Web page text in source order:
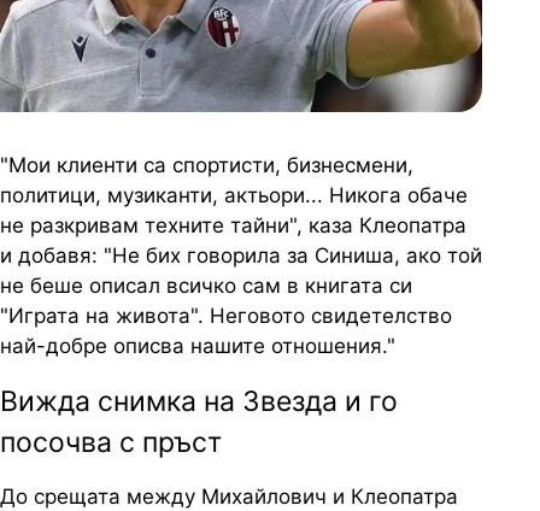
"Мои клиенти са спортисти, бизнесмени,
политици, музиканти, актьори... Никога обаче
не разкривам техните тайни", каза Клеопатра
и добавя: "Не бих говорила за Синиша, ако той
не беше описал всичко сам в книгата си
"Играта на живота". Неговото свидетелство
най-добре описва нашите отношения."
Вижда снимка на Звезда и го
посочва с пръст
До срещата между Михайлович и Клеопатра